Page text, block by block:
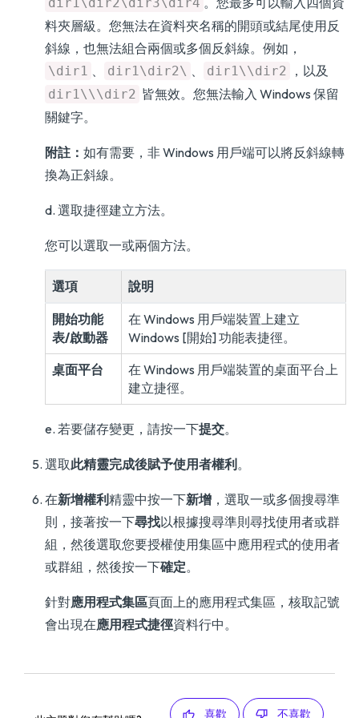
料夾層級。您無法在資料夾名稱的開頭或結尾使用反
斜線，也無法組合兩個或多個反斜線。例如，
\dir1 、 dir1\dir2\ 、 dir1\\dir2 ，以及
dir1\\\dir2 皆無效。您無法輸入 Windows 保留
關鍵字。
附註： 如有需要，非 Windows 用戶端可以將反斜線轉
換為正斜線。
d. 選取捷徑建立方法。
您可以選取一或兩個方法。
選項 說明
開始功能
表/啟動器
在 Windows 用戶端裝置上建立
Windows [開始] 功能表捷徑。
桌面平台
在 Windows 用戶端裝置的桌面平台上
建立捷徑。
e. 若要儲存變更，請按一下提交。
選取此精靈完成後賦予使用者權利 。
在新增權利精靈中按一下新增 ，選取一或多個搜尋準
則，接著按一下尋找以根據搜尋準則尋找使用者或群
組，然後選取您要授權使用集區中應用程式的使用者
或群組，然後按一下確定。
針對應用程式集區頁面上的應用程式集區，核取記號
會出現在應用程式捷徑資料行中。
喜歡 不喜歡